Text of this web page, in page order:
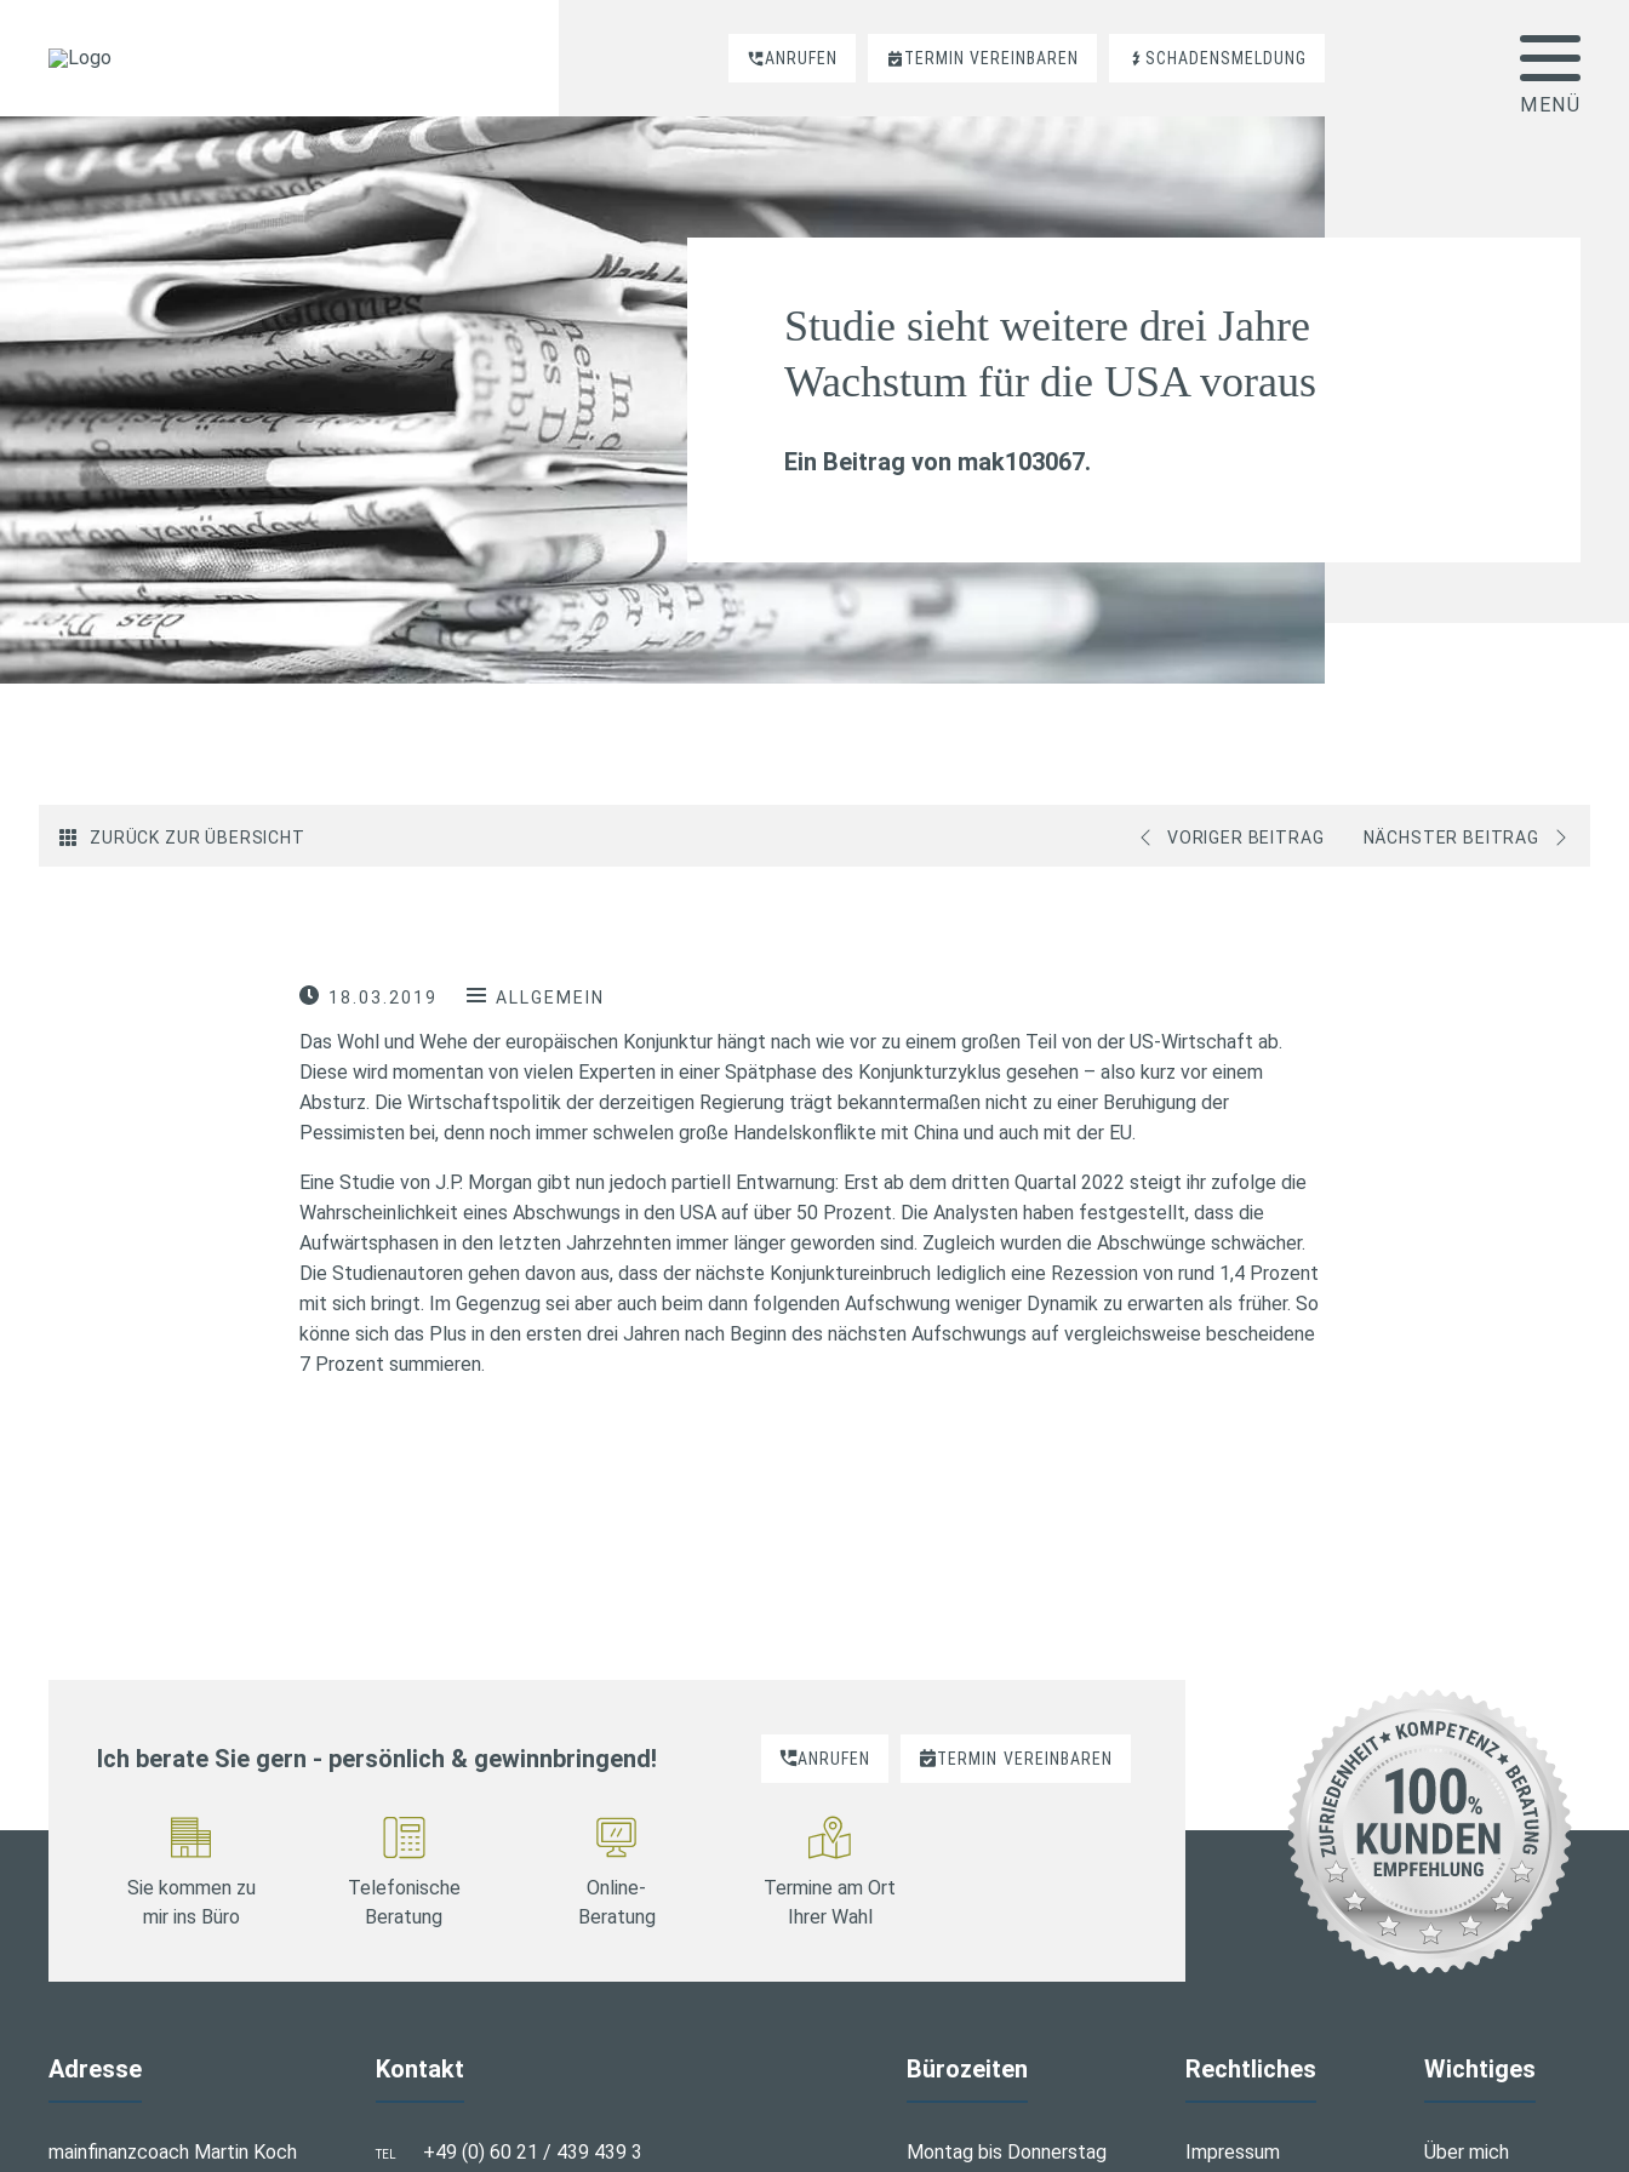
ANRUFEN TERMIN VEREINBAREN SCHADENSMELDUNG
Studie sieht weitere drei Jahre
Wachstum für die USA voraus
Ein Beitrag von mak103067.
ZURÜCK ZUR ÜBERSICHT VORIGER BEITRAG NÄCHSTER BEITRAG
18.03.2019 ALLGEMEIN
Das Wohl und Wehe der europäischen Konjunktur hängt nach wie vor zu einem großen Teil von der US-Wirtschaft ab.
Diese wird momentan von vielen Experten in einer Spätphase des Konjunkturzyklus gesehen – also kurz vor einem
Absturz. Die Wirtschaftspolitik der derzeitigen Regierung trägt bekanntermaßen nicht zu einer Beruhigung der
Pessimisten bei, denn noch immer schwelen große Handelskonflikte mit China und auch mit der EU.
Eine Studie von J.P. Morgan gibt nun jedoch partiell Entwarnung: Erst ab dem dritten Quartal 2022 steigt ihr zufolge die
Wahrscheinlichkeit eines Abschwungs in den USA auf über 50 Prozent. Die Analysten haben festgestellt, dass die
Aufwärtsphasen in den letzten Jahrzehnten immer länger geworden sind. Zugleich wurden die Abschwünge schwächer.
Die Studienautoren gehen davon aus, dass der nächste Konjunktureinbruch lediglich eine Rezession von rund 1,4 Prozent
mit sich bringt. Im Gegenzug sei aber auch beim dann folgenden Aufschwung weniger Dynamik zu erwarten als früher. So
könne sich das Plus in den ersten drei Jahren nach Beginn des nächsten Aufschwungs auf vergleichsweise bescheidene
7 Prozent summieren.
Ich berate Sie gern - persönlich & gewinnbringend! ANRUFEN TERMIN VEREINBAREN
Sie kommen zu
mir ins Büro
Telefonische
Beratung
Online-
Beratung
Termine am Ort
Ihrer Wahl
Adresse
mainfinanzcoach Martin Koch
Kontakt
TEL +49 (0) 60 21 / 439 439 3
Bürozeiten
Montag bis Donnerstag
Rechtliches
Impressum
Wichtiges
Über mich